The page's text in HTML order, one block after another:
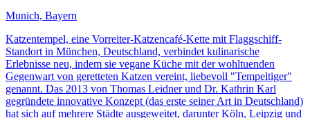
Munich, Bayern
Katzentempel, eine Vorreiter-Katzencafé-Kette mit Flaggschiff-
Standort in München, Deutschland, verbindet kulinarische
Erlebnisse neu, indem sie vegane Küche mit der wohltuenden
Gegenwart von geretteten Katzen vereint, liebevoll "Tempeltiger"
genannt. Das 2013 von Thomas Leidner und Dr. Kathrin Karl
gegründete innovative Konzept (das erste seiner Art in Deutschland)
hat sich auf mehrere Städte ausgeweitet, darunter Köln, Leipzig und